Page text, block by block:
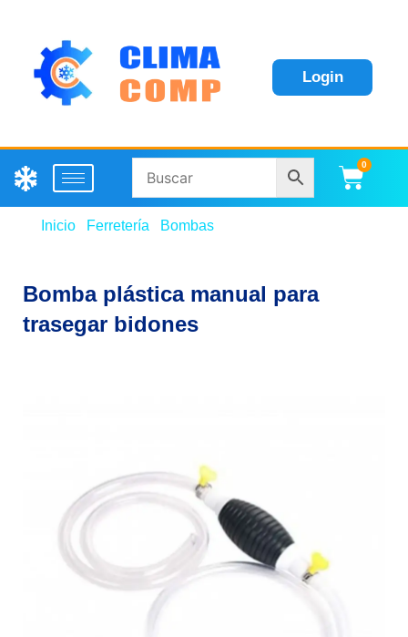
Login
0
Inicio Ferretería Bombas
Bomba plástica manual para
trasegar bidones